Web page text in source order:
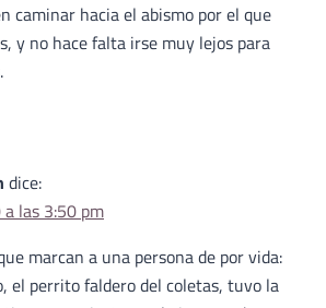
caminar hacia el abismo por el que
y no hace falta irse muy lejos para
dice:
las 3:50 pm
marcan a una persona de por vida:
el perrito faldero del coletas, tuvo la